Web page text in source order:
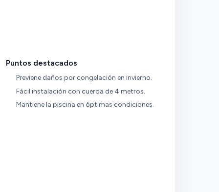
Puntos destacados
Previene daños por congelación en invierno.
Fácil instalación con cuerda de 4 metros.
Mantiene la piscina en óptimas condiciones.